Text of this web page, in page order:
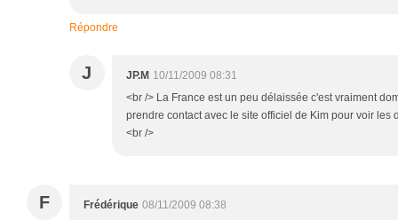
Répondre
J JP.M 10/11/2009 08:31
<br /> La France est un peu délaissée c'est vraiment
prendre contact avec le site officiel de Kim pour voir les
<br />
F Frédérique 08/11/2009 08:38